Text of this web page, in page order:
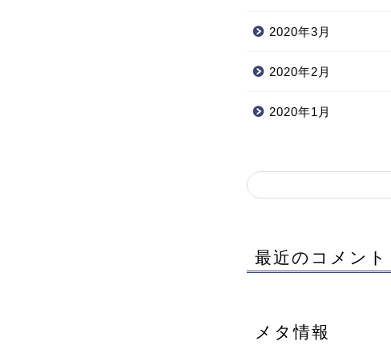
2020年3月
2020年2月
2020年1月
最近のコメント
メタ情報